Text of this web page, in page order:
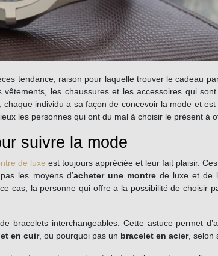
tendance, raison pour laquelle trouver le cadeau
les chaussures et les accessoires qui
individu a sa façon de concevoir la mode et
les personnes qui ont du mal à choisir le présent à
suivre la mode
de luxe est toujours appréciée et leur fait plaisir.
les moyens d’acheter une montrede luxe et de
cas, la personne qui offre a la possibilité de choisir
bracelets interchangeables. Cette astuce permet
en cuir, ou pourquoi pas un bracelet en acier, selon